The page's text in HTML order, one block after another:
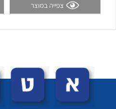
לכל מוצרי היצרן
צפייה במוצר